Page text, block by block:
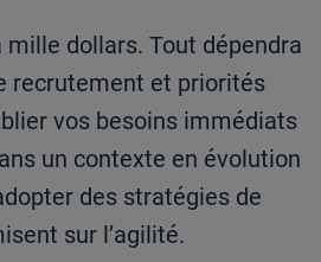
mille dollars. Tout dépendra
recrutement et priorités
vos besoins immédiats
un contexte en évolution
des stratégies de
sur l’agilité.